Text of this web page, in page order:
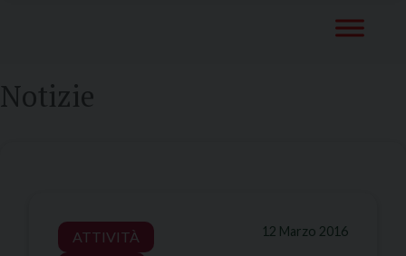
Notizie
12 Marzo 2016
ATTIVITÀ